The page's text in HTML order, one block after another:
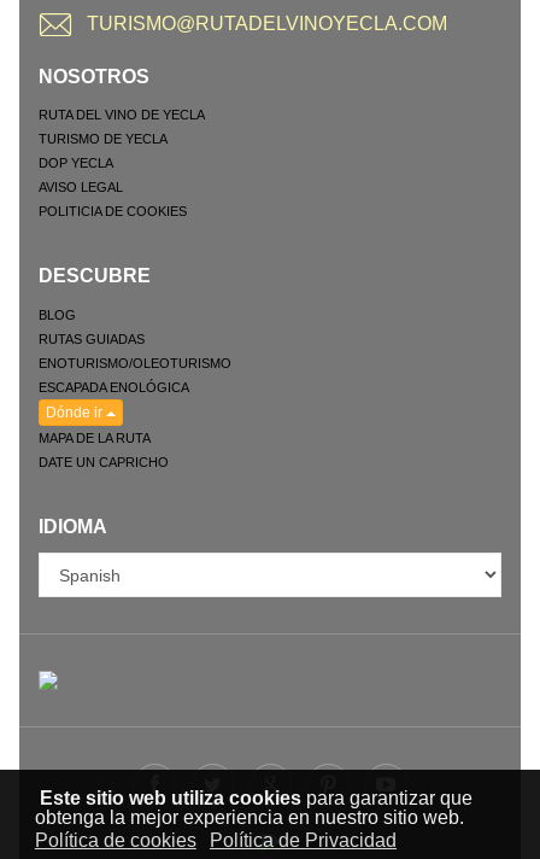
Este sitio web utiliza cookiespara garantizar que
obtenga la mejor experiencia en nuestro sitio web.
Política de cookies
Política de Privacidad
TURISMO@RUTADELVINOYECLA.COM
NOSOTROS
RUTA DEL VINO DE YECLA
TURISMO DE YECLA
DOP YECLA
AVISO LEGAL
POLITICIA DE COOKIES
DESCUBRE
BLOG
RUTAS GUIADAS
ENOTURISMO/OLEOTURISMO
ESCAPADA ENOLÓGICA
Dónde ir
MAPA DE LA RUTA
DATE UN CAPRICHO
IDIOMA